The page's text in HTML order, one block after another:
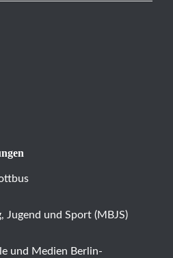
und Sport (MBJS)
und Medien Berlin-